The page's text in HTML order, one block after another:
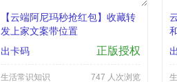
【云端阿尼玛秒抢红包】收藏转
发上家文案带位置
出卡码
正版授权
生活常识知识 747 人次浏览